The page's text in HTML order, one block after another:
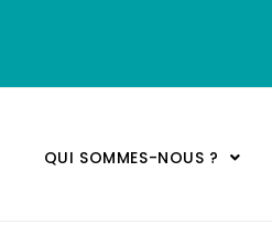
QUI SOMMES-NOUS ?